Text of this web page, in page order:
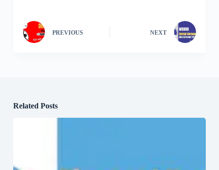
PREVIOUS NEXT
Related Posts